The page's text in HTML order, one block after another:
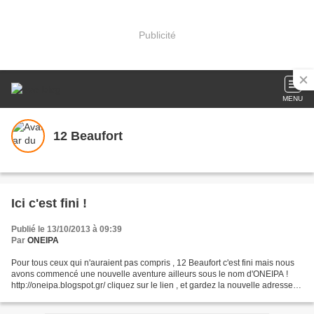
Publicité
MENU
12 Beaufort
Ici c'est fini !
Publié le 13/10/2013 à 09:39
Par ONEIPA
Pour tous ceux qui n'auraient pas compris , 12 Beaufort c'est fini mais nous
avons commencé une nouvelle aventure ailleurs sous le nom d'ONEIPA !
http://oneipa.blogspot.gr/ cliquez sur le lien , et gardez la nouvelle adresse